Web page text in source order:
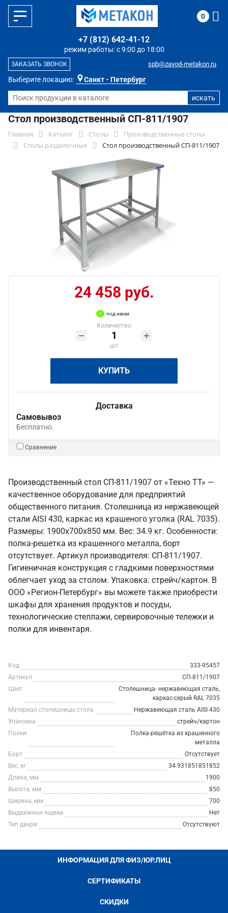
Выберите локацию: Санкт - Петербург
режим работы: с 9:00 до 18:00
+7 (812) 642-41-12
spb@zavod-metakon.ru
ЗАКАЗАТЬ ЗВОНОК
0
Стол производственный СП-811/1907
Главная Каталог Столы
Производственные столы
Столы разделочные
Стол производственный СП-811/1907
24 458 руб.
под заказ
Количество
шт
КУПИТЬ
Доставка
Самовывоз
Бесплатно.
Сравнение
Производственный стол СП-811/1907 от «Техно ТТ» —
качественное оборудование для предприятий
общественного питания. Столешница из нержавеющей
стали AISI 430, каркас из крашеного уголка (RAL 7035).
Размеры: 1900x700x850 мм. Вес: 34.9 кг. Особенности:
полка-решетка из крашенного металла, борт
отсутствует. Артикул производителя: СП-811/1907.
Гигиеничная конструкция с гладкими поверхностями
облегчает уход за столом. Упаковка: стрейч/картон. В
ООО «Регион-Петербург» вы можете также приобрести
шкафы для хранения продуктов и посуды,
технологические стеллажи, сервировочные тележки и
полки для инвентаря.
Код
333-95457
Артикул
СП-811/1907
Цвет
Столешница- нержавеющая сталь,
каркас-серый RAL 7035
Материал столешницы стола
Нержавеющая сталь AISI 430
Упаковка
стрейч/картон
Полки
Полка-решётка из крашенного
металла
Борт
Отсутствует
Вес, кг
34.931851851852
Длина, мм
1900
Высота, мм
850
Ширина, мм
700
Выдвижные ящики
Нет
Тип двери
Отсутствуют
ИНФОРМАЦИЯ ДЛЯ ФИЗ/ЮР.ЛИЦ
СЕРТИФИКАТЫ
СКИДКИ